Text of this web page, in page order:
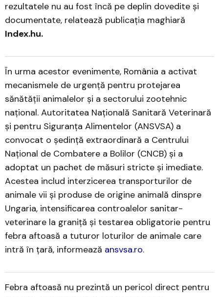
rezultatele nu au fost încă pe deplin dovedite și
documentate, relatează publicația maghiară
Index.hu.
În urma acestor evenimente, România a activat
mecanismele de urgență pentru protejarea
sănătății animalelor și a sectorului zootehnic
național. Autoritatea Națională Sanitară Veterinară
și pentru Siguranța Alimentelor (ANSVSA) a
convocat o ședință extraordinară a Centrului
Național de Combatere a Bolilor (CNCB) și a
adoptat un pachet de măsuri stricte și imediate.
Acestea includ interzicerea transporturilor de
animale vii și produse de origine animală dinspre
Ungaria, intensificarea controalelor sanitar-
veterinare la graniță și testarea obligatorie pentru
febra aftoasă a tuturor loturilor de animale care
intră în țară, informează ansvsa.ro.
Febra aftoasă nu prezintă un pericol direct pentru